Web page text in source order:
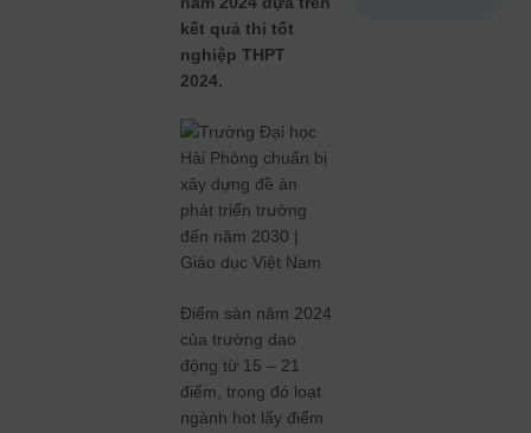
kết quả thi tốt
nghiệp THPT
2024.
Điểm sàn năm 2024
của trường dao
động từ 15 – 21
điểm, trong đó loạt
ngành hot lấy điểm